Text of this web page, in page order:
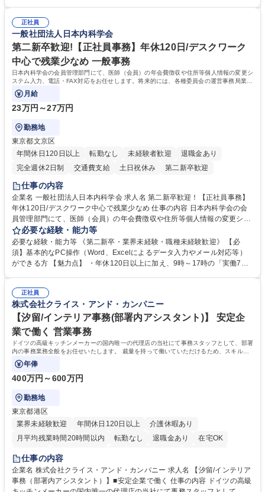
般へ携わっていただく予定です。 募集職種 【経理】人気カプセルトイメ
ーカー/経理からバックオフィス全般に挑戦◎
・周囲の状況を見ながら、先回りして業務に取り組める方 ・少人数組織な
らではの変化を前向きに楽しめる方 学歴・資格 学歴：大学院 大学 高専 短
大 専修学校 高校 語学力： 資格：日商簿記検定3級 日商簿記検定2級
正社員
一般社団法人日本内科学会
第二新卒歓迎!【正社員事務】年休120日/デスクワーク
中心で残業少なめ 一般事務
日本内科学会の会員管理部門にて、医師（会員）の年会費徴収や住所等個人情報の変更シ
ステム入力、電話・FAX対応をお任せします。将来的には、各種委員会の運営事務局業務
などにも幅広く携わっていただきます。
月給
23万円～27万円
勤務地
東京都文京区
年間休日120日以上
転勤なし 未経験者歓迎
退職金あり
完全週休2日制
交通費支給 土日祝休み 第二新卒歓迎
仕事の内容
企業名 一般社団法人日本内科学会 求人名 第二新卒歓迎！【正社員事務】
年休120日/デスクワーク中心で残業少なめ 仕事の内容 日本内科学会の会
員管理部門にて、医師（会員）の年会費徴収や住所等個人情報の変更シス
テム入力、電話・FAX対応をお任せします。将来的には、各種委員会の運
営事務局業務などにも幅広く携わっていただきます。 【会員管理・データ
入力業務】 ・医師（会員）の住所変更、個人情報のシステム登録・更新
・年会費の徴収管理や入金データの照合確認 【問い合わせ対応】 ・会員
年休120日/デスクワーク中心で残業少なめ
必要な経験・能力等
必要な経験・能力等 《第二新卒・業界未経験・職種未経験歓迎》 【必
須】基本的なPC操作（Word、Excelによるデータ入力やメール対応等）
ができる方 【魅力点】 ・年休120日以上に加え、9時～17時の「実働7時
整、資料作成、当日の運営サポート 学歴・資格 学歴：大学院 大学 語学
力： 資格：
正社員
株式会社クライス・アンド・カンパニー
【汐留/インテリア事務(部署内アシスタント)】 安定企
業で働く 営業事務
ドイツの高級キッチンメーカーの国内唯一の代理店の当社にて事務スタッフとして、部署
内の事務業務全般をお任せいたします。 裁量を持って働いていただけるため、スキルア
ップも可能です。
年俸
400万円～600万円
勤務地
東京都港区
業界未経験歓迎
年間休日120日以上
介護休暇あり
月平均残業時間20時間以内
転勤なし 退職金あり
在宅OK
育休あり
完全週休2日制
駅近5分以内
土日祝休み
仕事の内容
企業名 株式会社クライス・アンド・カンパニー 求人名 【汐留/インテリア
事務（部署内アシスタント）】■安定企業で働く 仕事の内容 ドイツの高級